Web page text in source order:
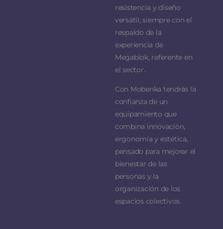
resistencia y diseño
versátil, siempre con el
respaldo de la
experiencia de
Megablok, referente en
el sector.
Con Mobenka tendrás la
confianza de un
equipamiento que
combina innovación,
ergonomía y estética,
pensado para mejorar el
bienestar de las
personas y la
organización de los
espacios colectivos.